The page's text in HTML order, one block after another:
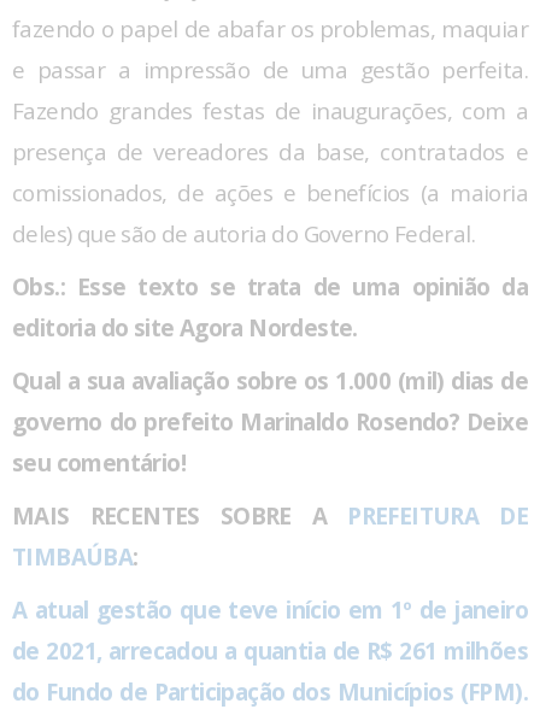
fazendo o papel de abafar os problemas, maquiar
e passar a impressão de uma gestão perfeita.
Fazendo grandes festas de inaugurações, com a
presença de vereadores da base, contratados e
comissionados, de ações e benefícios (a maioria
deles) que são de autoria do Governo Federal.
Obs.: Esse texto se trata de uma opinião da
editoria do site Agora Nordeste.
Qual a sua avaliação sobre os 1.000 (mil) dias de
governo do prefeito Marinaldo Rosendo? Deixe
seu comentário!
MAIS RECENTES SOBRE A PREFEITURA DE
TIMBAÚBA:
A atual gestão que teve início em 1º de janeiro
de 2021, arrecadou a quantia de R$ 261 milhões
do Fundo de Participação dos Municípios (FPM).